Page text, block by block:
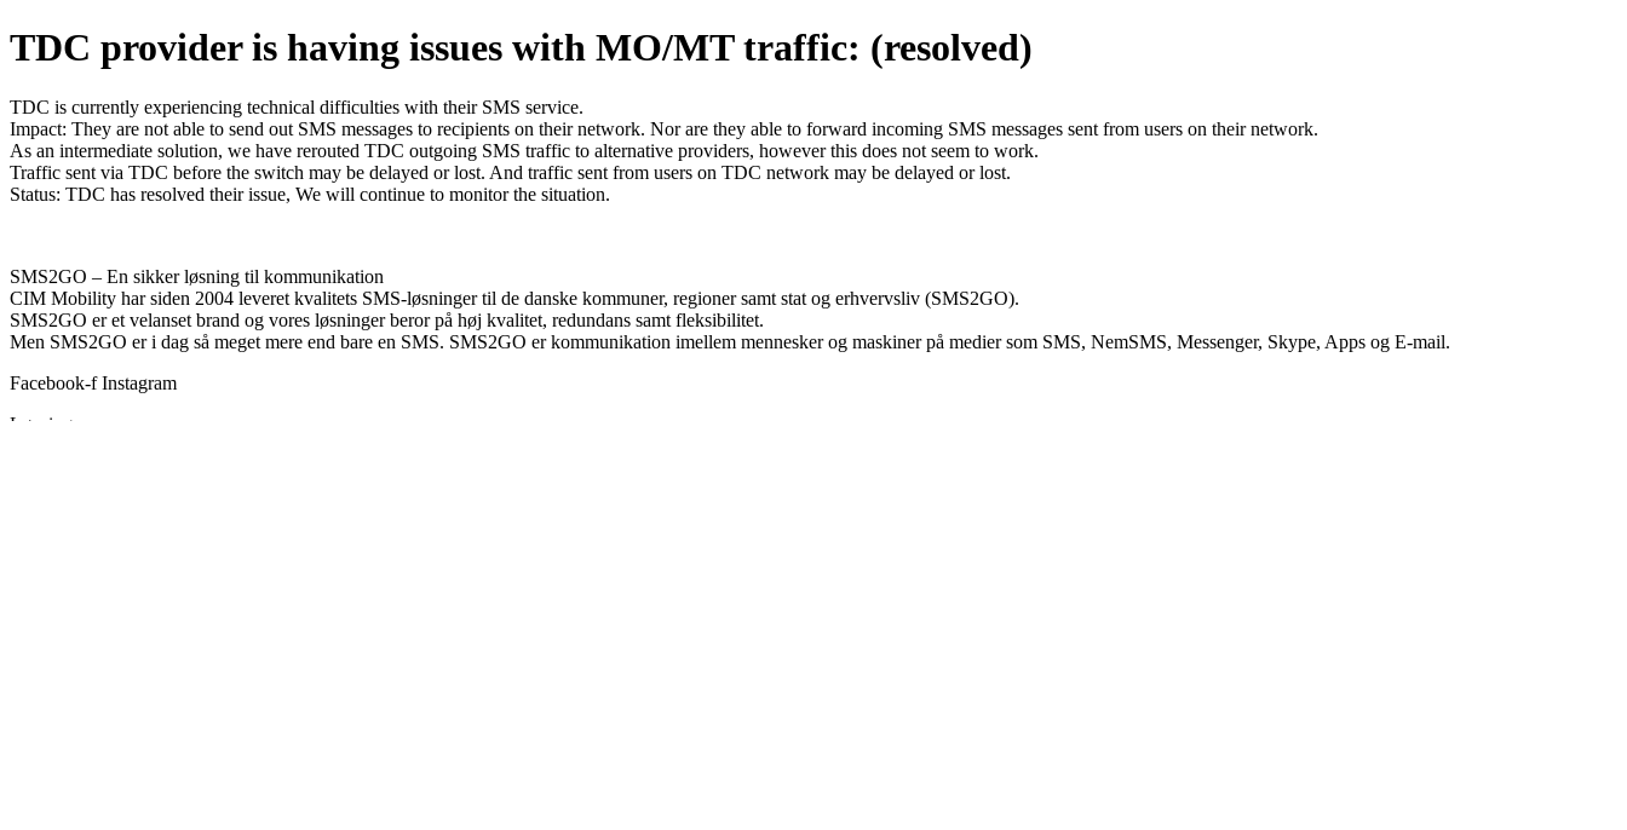
TDC provider is having issues with MO/MT traffic: (resolved)
TDC is currently experiencing technical difficulties with their SMS service.
Impact: They are not able to send out SMS messages to recipients on their network. Nor are they able to forward incoming SMS messages sent from users on their network.
As an intermediate solution, we have rerouted TDC outgoing SMS traffic to alternative providers, however this does not seem to work.
Traffic sent via TDC before the switch may be delayed or lost. And traffic sent from users on TDC network may be delayed or lost.
Status: TDC has resolved their issue, We will continue to monitor the situation.
SMS2GO – En sikker løsning til kommunikation
CIM Mobility har siden 2004 leveret kvalitets SMS-løsninger til de danske kommuner, regioner samt stat og erhvervsliv (SMS2GO).
SMS2GO er et velanset brand og vores løsninger beror på høj kvalitet, redundans samt fleksibilitet.
Men SMS2GO er i dag så meget mere end bare en SMS. SMS2GO er kommunikation imellem mennesker og maskiner på medier som SMS, NemSMS, Messenger, Skype, Apps og E-mail.
Facebook-f Instagram
Løsninger